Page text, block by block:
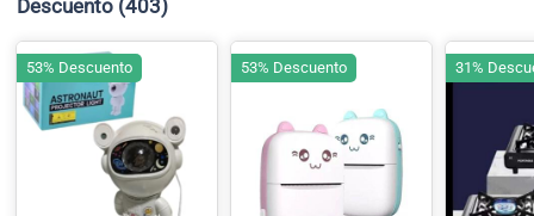
Descuento (403)
53% Descuento 53% Descuento 31%